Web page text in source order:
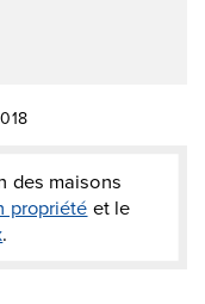
des maisons
propriété et le
.